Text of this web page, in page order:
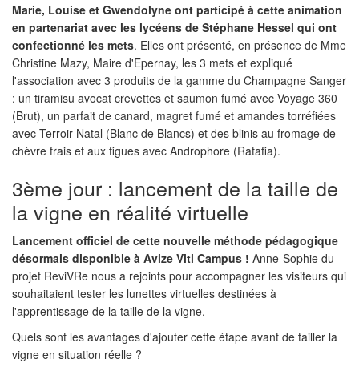
Marie, Louise et Gwendolyne ont participé à cette animation
en partenariat avec les lycéens de Stéphane Hessel qui ont
confectionné les mets. Elles ont présenté, en présence de Mme
Christine Mazy, Maire d'Epernay, les 3 mets et expliqué
l'association avec 3 produits de la gamme du Champagne Sanger
: un tiramisu avocat crevettes et saumon fumé avec Voyage 360
(Brut), un parfait de canard, magret fumé et amandes torréfiées
avec Terroir Natal (Blanc de Blancs) et des blinis au fromage de
chèvre frais et aux figues avec Androphore (Ratafia).
3ème jour : lancement de la taille de
la vigne en réalité virtuelle
Lancement officiel de cette nouvelle méthode pédagogique
désormais disponible à Avize Viti Campus ! Anne-Sophie du
projet ReviVRe nous a rejoints pour accompagner les visiteurs qui
souhaitaient tester les lunettes virtuelles destinées à
l'apprentissage de la taille de la vigne.
Quels sont les avantages d'ajouter cette étape avant de tailler la
vigne en situation réelle ?